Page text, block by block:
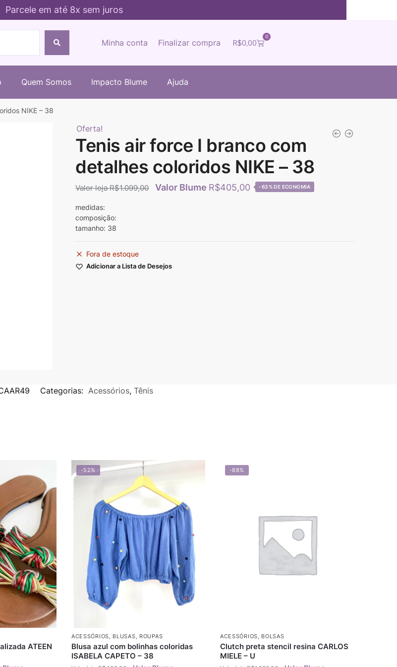
Parcele em até 8x sem juros
R$0,00
0
Minha conta Finalizar compra
Quem Somos Impacto Blume Ajuda
NIKE – 38
Oferta!
Tenis air force I branco com
detalhes coloridos NIKE – 38
R$1.099,00 R$405,00 -63%
medidas:
composição:
tamanho: 38
Fora de estoque
Adicionar a Lista de Desejos
Categorias: Acessórios, Tênis
ATEEN
-52%
ACESSÓRIOS BLUSAS ROUPAS
Blusa azul com bolinhas coloridas
ISABELA CAPETO – 38
-88%
ACESSÓRIOS BOLSAS
Clutch preta stencil resina CARLOS
MIELE – U